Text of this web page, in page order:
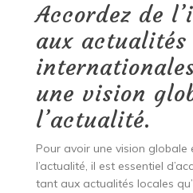
Accordez de
aux
une vision
l’actualité.
Pour avoir une vision globale
l’actualité, il est essentiel
tant aux actualités locales